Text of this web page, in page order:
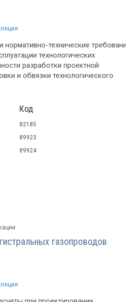
технические
технологических
разработки проектной
и обвязки технологического
Код
82185
89923
89924
газопроводов